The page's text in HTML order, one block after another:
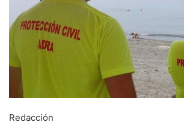
Redacción